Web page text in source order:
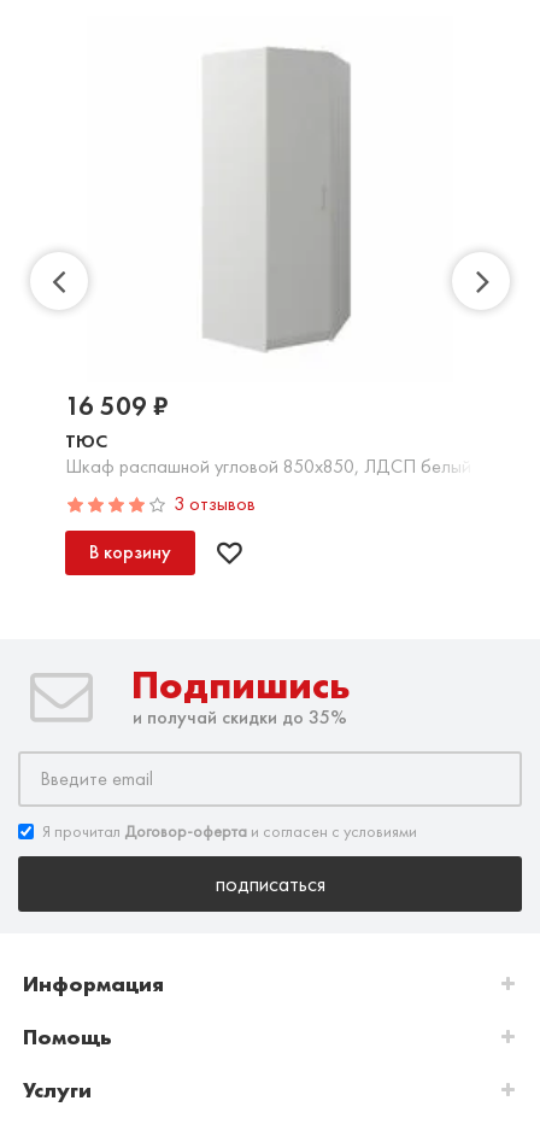
ТЮС
Шкаф распашной угловой 850х850, ЛДСП белый
16 509 ₽
3 отзывов
В корзину
Подпишись
и получай скидки до 35%
Я прочитал Договор-оферта и согласен с условиями
подписаться
Информация
Помощь
Услуги